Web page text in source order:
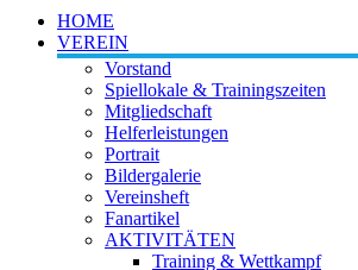
HOME
VEREIN
Vorstand
Spiellokale & Trainingszeiten
Mitgliedschaft
Helferleistungen
Portrait
Bildergalerie
Vereinsheft
Fanartikel
AKTIVITÄTEN
Training & Wettkampf